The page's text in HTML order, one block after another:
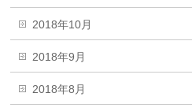
2018年10月
2018年9月
2018年8月